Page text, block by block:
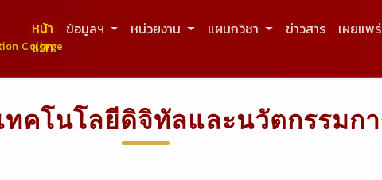
College
หน้า
แรก
ข้อมูลฯ หน่วยงาน แผนกวิชา ข่าวสาร เผยแพร่
คโนโลยีดิจิทัลและนวัตกรรมกา